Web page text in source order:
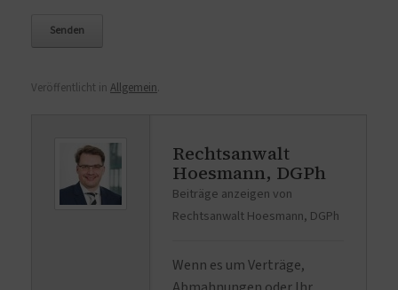
Veröffentlicht in Allgemein
Rechtsanwalt
Hoesmann, DGPh
Beiträge anzeigen von
Rechtsanwalt Hoesmann, DGPh
Wenn es um Verträge,